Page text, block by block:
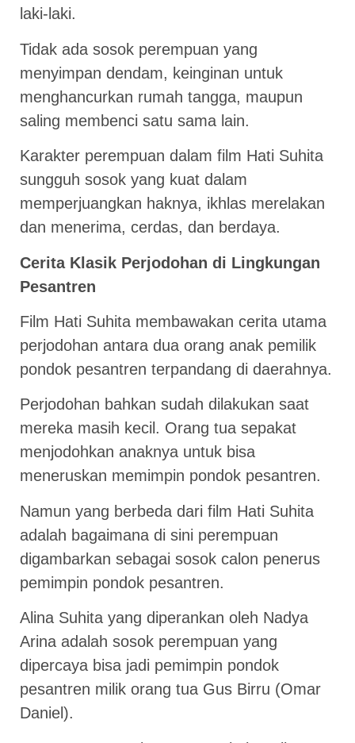
laki-laki.
Tidak ada sosok perempuan yang
menyimpan dendam, keinginan untuk
menghancurkan rumah tangga, maupun
saling membenci satu sama lain.
Karakter perempuan dalam film Hati Suhita
sungguh sosok yang kuat dalam
memperjuangkan haknya, ikhlas merelakan
dan menerima, cerdas, dan berdaya.
Cerita Klasik Perjodohan di Lingkungan
Pesantren
Film Hati Suhita membawakan cerita utama
perjodohan antara dua orang anak pemilik
pondok pesantren terpandang di daerahnya.
Perjodohan bahkan sudah dilakukan saat
mereka masih kecil. Orang tua sepakat
menjodohkan anaknya untuk bisa
meneruskan memimpin pondok pesantren.
Namun yang berbeda dari film Hati Suhita
adalah bagaimana di sini perempuan
digambarkan sebagai sosok calon penerus
pemimpin pondok pesantren.
Alina Suhita yang diperankan oleh Nadya
Arina adalah sosok perempuan yang
dipercaya bisa jadi pemimpin pondok
pesantren milik orang tua Gus Birru (Omar
Daniel).